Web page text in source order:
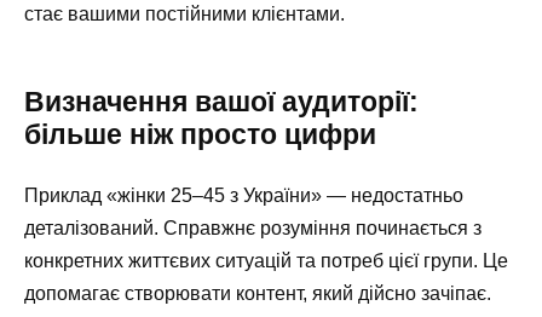
стає вашими постійними клієнтами.
Визначення вашої аудиторії:
більше ніж просто цифри
Приклад «жінки 25–45 з України» — недостатньо
деталізований. Справжнє розуміння починається з
конкретних життєвих ситуацій та потреб цієї групи. Це
допомагає створювати контент, який дійсно зачіпає.